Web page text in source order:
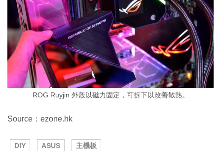
ROG Ruyjin 外殼以磁力固定，可拆下以改善散熱。
Source：ezone.hk
DIY ASUS 主機板